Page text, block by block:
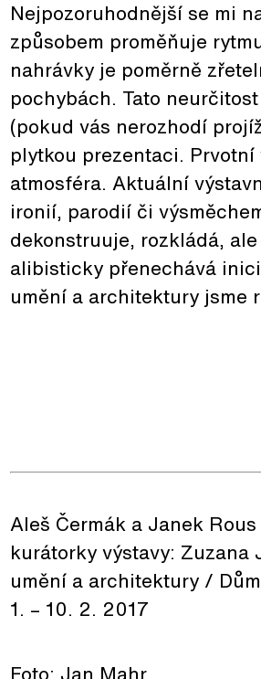
Nejpozoruhodnější se mi
způsobem proměňuje
nahrávky je poměrně
pochybách. Tato
(pokud vás nerozhodí
plytkou prezentaci.
atmosféra. Aktuální
ironií, parodií či
dekonstruuje, rozkládá,
alibisticky přenechává
umění a architektury jsme
Aleš Čermák a Janek
kurátorky výstavy: Zuzana
umění a architektury /
1. – 10. 2. 2017
Foto: Jan Mahr